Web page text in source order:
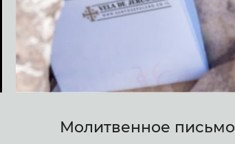
Молитвенное письмо